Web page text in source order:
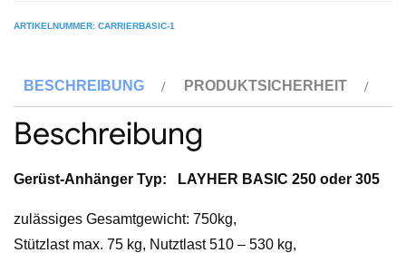
der
Layher*
Hersteller
Menge
ARTIKELNUMMER: CARRIERBASIC-1
BESCHREIBUNG PRODUKTSICHERHEIT
Beschreibung
Gerüst-Anhänger Typ: LAYHER BASIC 250 oder 305
zulässiges Gesamtgewicht: 750kg,
Stützlast max. 75 kg, Nutztlast 510 – 530 kg,